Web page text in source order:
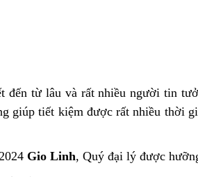
đến từ lâu và rất nhiều người tin
giúp tiết kiệm được rất nhiều thời
Gio Linh, Quý đại lý được